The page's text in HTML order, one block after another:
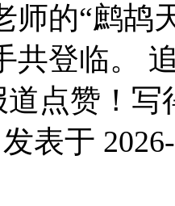
师的“鹧鸪
共登临。
道点赞！
发表于